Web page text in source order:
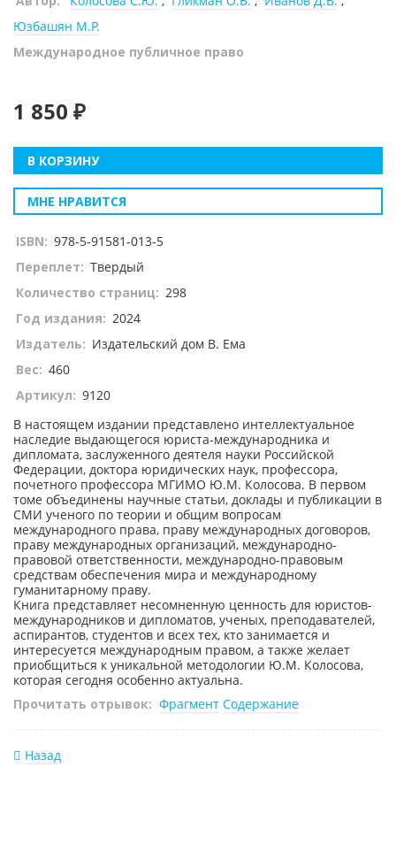
Юзбашян М.Р.
Международное публичное право
1 850 ₽
В КОРЗИНУ
МНЕ НРАВИТСЯ
ISBN: 978-5-91581-013-5
Переплет: Твердый
Количество страниц: 298
Год издания: 2024
Издатель: Издательский дом В. Ема
Вес: 460
Артикул: 9120
В настоящем издании представлено интеллектуальное
наследие выдающегося юриста-международника и
дипломата, заслуженного деятеля науки Российской
Федерации, доктора юридических наук, профессора,
почетного профессора МГИМО Ю.М. Колосова. В первом
томе объединены научные статьи, доклады и публикации в
СМИ ученого по теории и общим вопросам
международного права, праву международных договоров,
праву международных организаций, международно-
правовой ответственности, международно-правовым
средствам обеспечения мира и международному
гуманитарному праву.
Книга представляет несомненную ценность для юристов-
международников и дипломатов, ученых, преподавателей,
аспирантов, студентов и всех тех, кто занимается и
интересуется международным правом, а также желает
приобщиться к уникальной методологии Ю.М. Колосова,
которая сегодня особенно актуальна.
Прочитать отрывок: Фрагмент Содержание
Назад